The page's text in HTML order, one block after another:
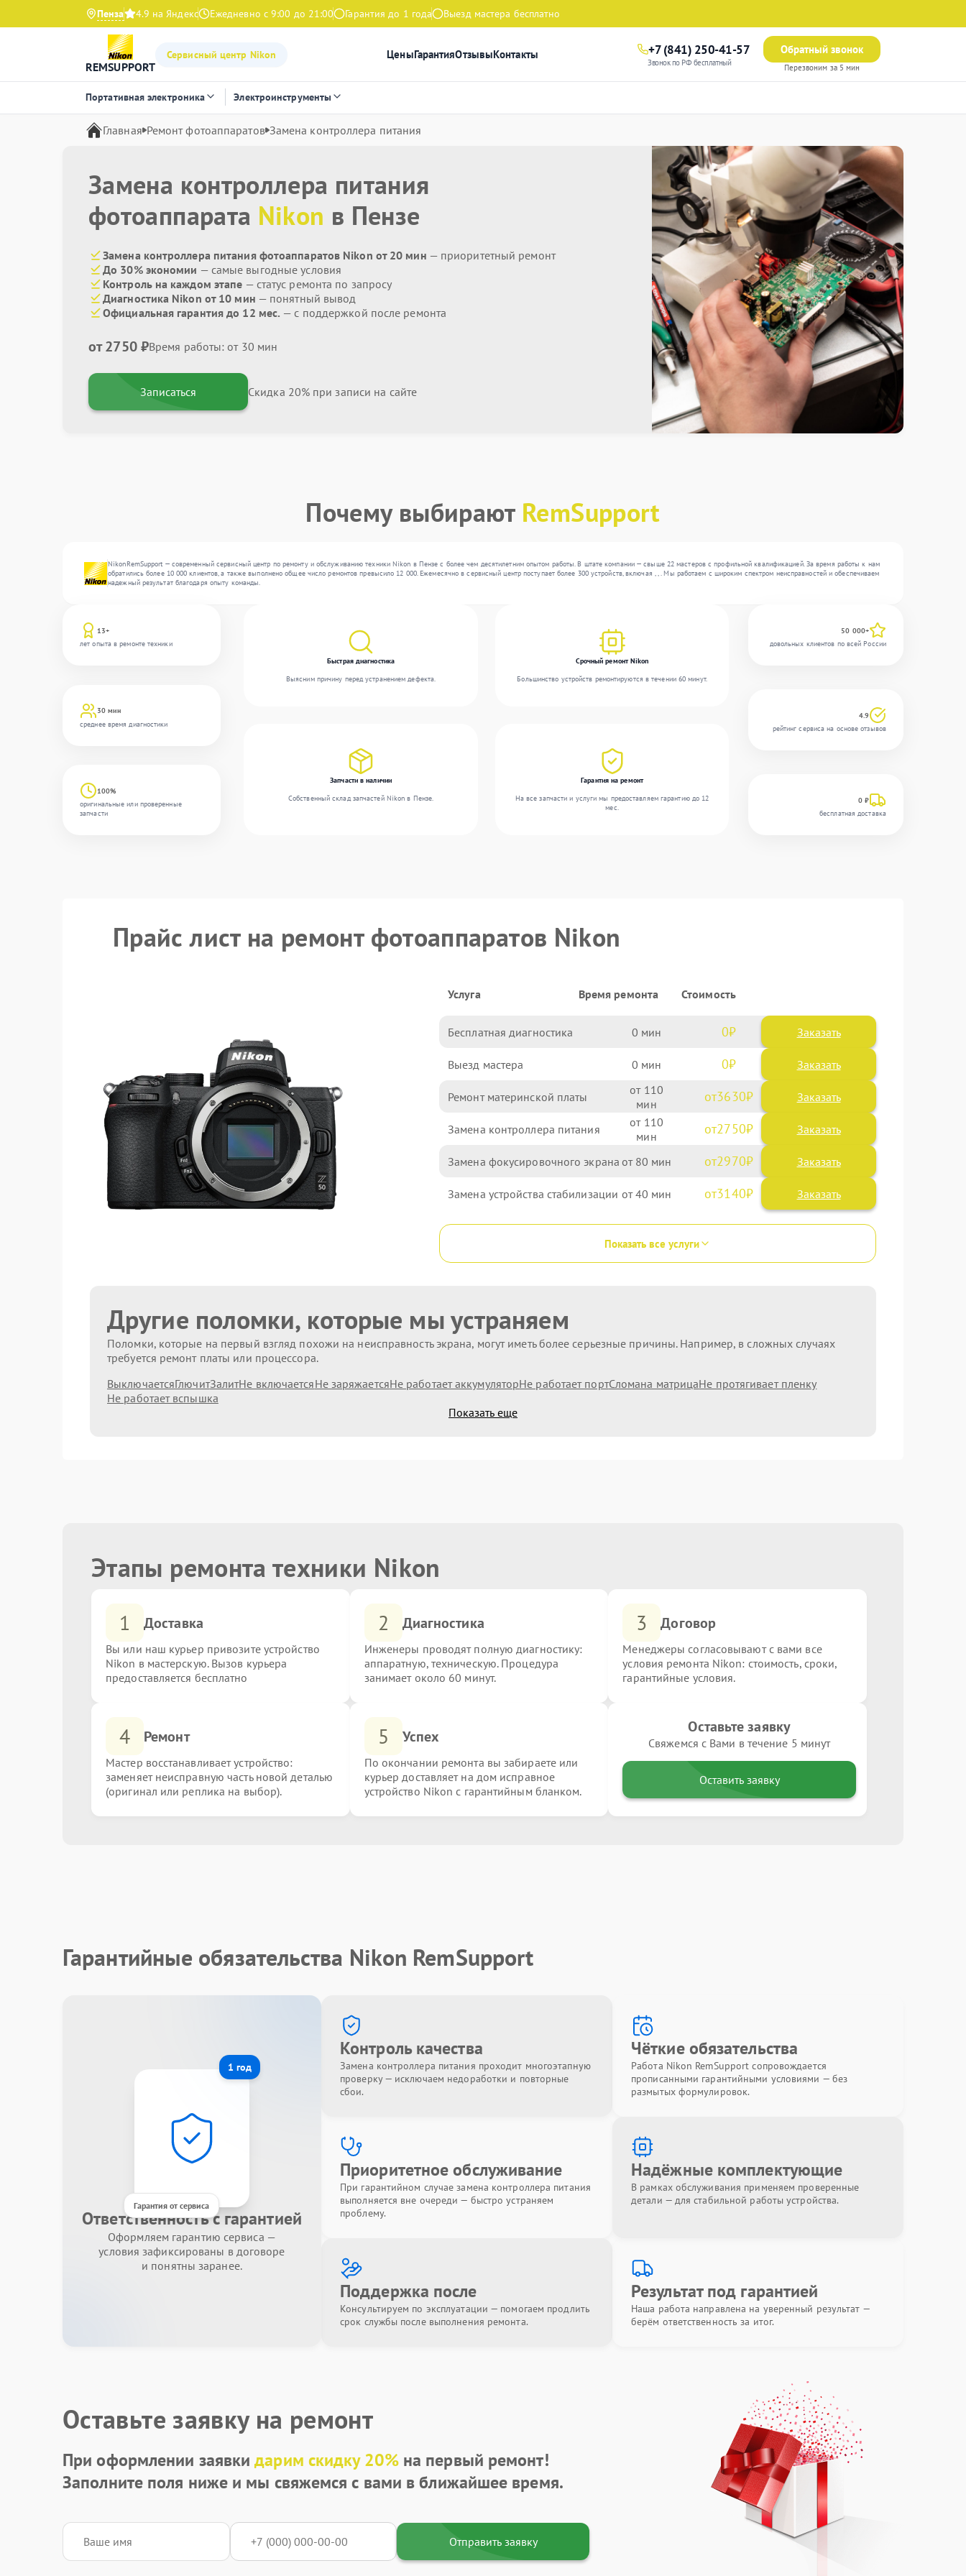
Пенза 4.9 на Яндекс Ежедневно с 9:00 до 21:00 Гарантия до 1 года Выезд мастера бесплатно
REMSUPPORT
Сервисный центр Nikon ЦеныГарантияОтзывыКонтакты +7 (841) 250-41-57
Звонок по РФ бесплатный
Обратный звонок
Перезвоним за 5 мин
Портативная электроника Электроинструменты
Главная Ремонт фотоаппаратов Замена контроллера питания
Замена контроллера питания
фотоаппарата Nikon в Пензе
Замена контроллера питания фотоаппаратов Nikon от 20 мин — приоритетный ремонт
До 30% экономии — самые выгодные условия
Контроль на каждом этапе — статус ремонта по запросу
Диагностика Nikon от 10 мин — понятный вывод
Официальная гарантия до 12 мес. — с поддержкой после ремонта
от 2750 ₽Время работы: от 30 мин
Записаться Скидка 20% при записи на сайте
Почему выбирают RemSupport
NikonRemSupport — современный сервисный центр по ремонту и обслуживанию техники Nikon в Пензе с более чем десятилетним опытом работы. В штате компании — свыше 22 мастеров с профильной квалификацией. За время работы к нам
обратились более 10 000 клиентов, а также выполнено общее число ремонтов превысило 12 000. Ежемесячно в сервисный центр поступает более 300 устройств, включая , , . Мы работаем с широким спектром неисправностей и обеспечиваем
надежный результат благодаря опыту команды.
13+
лет опыта в ремонте техники
30 мин
среднее время диагностики
100%
оригинальные или проверенные
запчасти
Быстрая диагностика
Выясним причину перед устранением дефекта.
Срочный ремонт Nikon
Большинство устройств ремонтируются в течении 60 минут.
Запчасти в наличии
Собственный склад запчастей Nikon в Пензе.
Гарантия на ремонт
На все запчасти и услуги мы предоставляем гарантию до 12
мес.
50 000+
довольных клиентов по всей России
4.9
рейтинг сервиса на основе отзывов
0 ₽
бесплатная доставка
Прайс лист на ремонт фотоаппаратов Nikon
Услуга Время ремонта Стоимость
Бесплатная диагностика 0 0 Заказать
Выезд мастера 0 0 Заказать
Ремонт материнской платы 110 3630
Замена контроллера питания 110 2750
Замена фокусировочного экрана 80 2970
Замена устройства стабилизации 40 3140
Показать все услуги
Другие поломки, которые мы устраняем
Поломки, которые на первый взгляд похожи на неисправность экрана, могут иметь более серьезные причины. Например, в сложных случаях
требуется ремонт платы или процессора.
ВыключаетсяГлючитЗалитНе включаетсяНе заряжаетсяНе работает аккумуляторНе работает портСломана матрицаНе протягивает пленку
Не работает вспышка
Показать еще
Этапы ремонта техники Nikon
1 Доставка
Вы или наш курьер привозите устройство
Nikon в мастерскую. Вызов курьера
предоставляется бесплатно
2 Диагностика
Инженеры проводят полную диагностику:
аппаратную, техническую. Процедура
занимает около 60 минут.
3 Договор
Менеджеры согласовывают с вами все
условия ремонта Nikon: стоимость, сроки,
гарантийные условия.
4 Ремонт
Мастер восстанавливает устройство:
заменяет неисправную часть новой деталью
(оригинал или реплика на выбор).
5 Успех
По окончании ремонта вы забираете или
курьер доставляет на дом исправное
устройство Nikon с гарантийным бланком.
Оставьте заявку
Свяжемся с Вами в течение 5 минут
Оставить заявку
Гарантийные обязательства Nikon RemSupport
1 год
Гарантия от сервиса
Ответственность с гарантией
Оформляем гарантию сервиса —
условия зафиксированы в договоре
и понятны заранее.
Контроль качества
Замена контроллера питания проходит многоэтапную
проверку — исключаем недоработки и повторные
сбои.
Чёткие обязательства
Работа Nikon RemSupport сопровождается
прописанными гарантийными условиями — без
размытых формулировок.
Приоритетное обслуживание
При гарантийном случае замена контроллера питания
выполняется вне очереди — быстро устраняем
проблему.
Надёжные комплектующие
В рамках обслуживания применяем проверенные
детали — для стабильной работы устройства.
Поддержка после
Консультируем по эксплуатации — помогаем продлить
срок службы после выполнения ремонта.
Результат под гарантией
Наша работа направлена на уверенный результат —
берём ответственность за итог.
Оставьте заявку на ремонт
При оформлении заявкидарим скидку 20%на первый ремонт!
Заполните поля ниже и мы свяжемся с вами в ближайшее время.
Отправить заявку